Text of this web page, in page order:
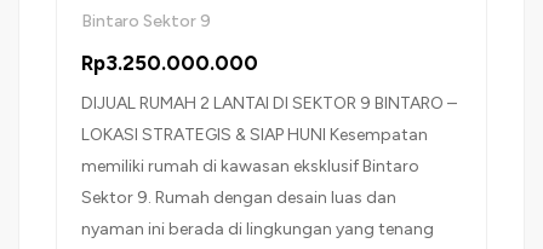
Bintaro Sektor 9
Rp3.250.000.000
DIJUAL RUMAH 2 LANTAI DI SEKTOR 9 BINTARO –
LOKASI STRATEGIS & SIAP HUNI Kesempatan
memiliki rumah di kawasan eksklusif Bintaro
Sektor 9. Rumah dengan desain luas dan
nyaman ini berada di lingkungan yang tenang